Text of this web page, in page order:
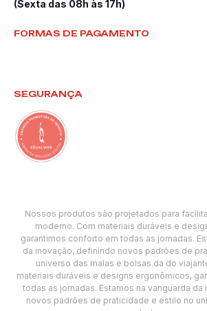
(Sexta das 08h às 17h)
FORMAS DE PAGAMENTO
SEGURANÇA
Nossos produtos são projetados para
moderno. Com materiais duráveis e
garantimos conforto em todas as jornadas.
da inovação, definindo novos padrões de
universo das malas e bolsas.da do
materiais duráveis e designs ergonômicos,
todas as jornadas. Estamos na vanguarda
novos padrões de praticidade e estilo no